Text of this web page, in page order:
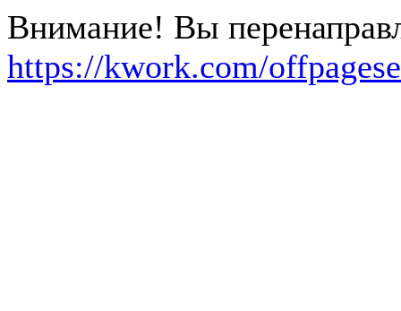
Внимание! Вы
https://kwork.com/